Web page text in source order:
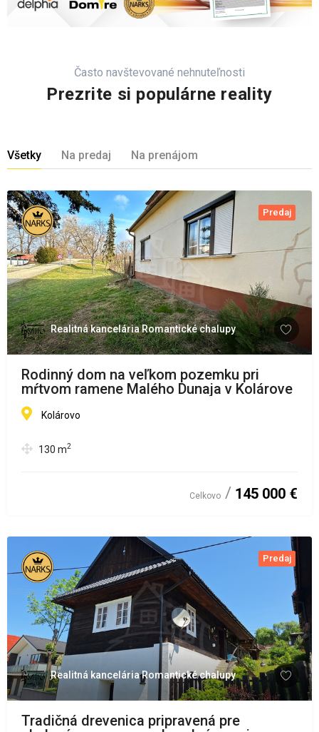
Často navštevované nehnuteľnosti
Prezrite si populárne reality
Všetky Na predaj Na prenájom
Predaj
Realitná kancelária Romantické chalupy
Rodinný dom na veľkom pozemku pri
mŕtvom ramene Malého Dunaja v Kolárove
Kolárovo
130 m2
Celkovo 145 000 €
Predaj
Realitná kancelária Romantické chalupy
Tradičná drevenica pripravená pre